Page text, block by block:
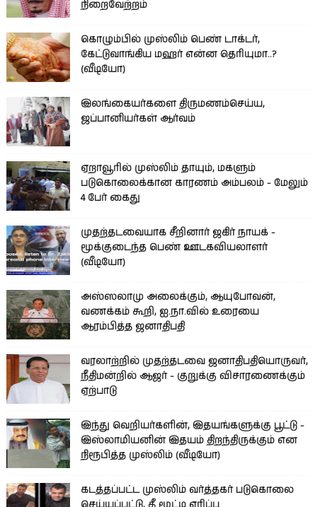
நிறைவேற்றம்
கொழும்பில் முஸ்லிம் பெண் டாக்டர்,
கேட்டுவாங்கிய மஹர் என்ன தெரியுமா..?
(வீடியோ)
இலங்கையர்களை திருமணம்செய்ய,
ஜப்பானியர்கள் ஆர்வம்
ஏறாவூரில் முஸ்லிம் தாயும், மகளும்
படுகொலைக்கான காரணம் அம்பலம் - மேலும்
4 பேர் கைது
முதற்தடவையாக சீறினார் ஜகிர் நாயக் -
மூக்குடைந்த பெண் ஊடகவியலாளர்
(வீடியோ)
அஸ்ஸலாமு அலைக்கும், ஆயுபோவன்,
வணக்கம் கூறி, ஐ.நா.வில் உரையை
ஆரம்பித்த ஜனாதிபதி
வரலாற்றில் முதற்தடவை ஜனாதிபதியொருவர்,
நீதிமன்றில் ஆஜர் - குறுக்கு விசாரணைக்கும்
ஏற்பாடு
இந்து வெறியர்களின், இதயங்களுக்கு பூட்டு -
இஸ்லாமியனின் இதயம் திறந்திருக்கும் என
நிரூபித்த முஸ்லிம் (வீடியோ)
கடத்தப்பட்ட முஸ்லிம் வர்த்தகர் படுகொலை